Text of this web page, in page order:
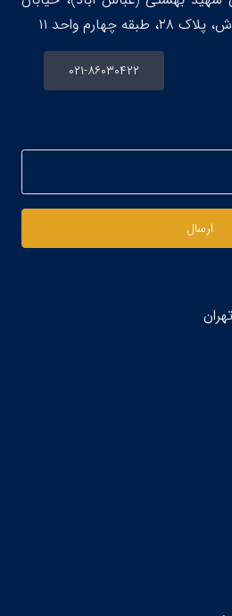
چهارم واحد ۱۱
۰۲۱-۸۶۰۳۰۴۲۲
ارسال